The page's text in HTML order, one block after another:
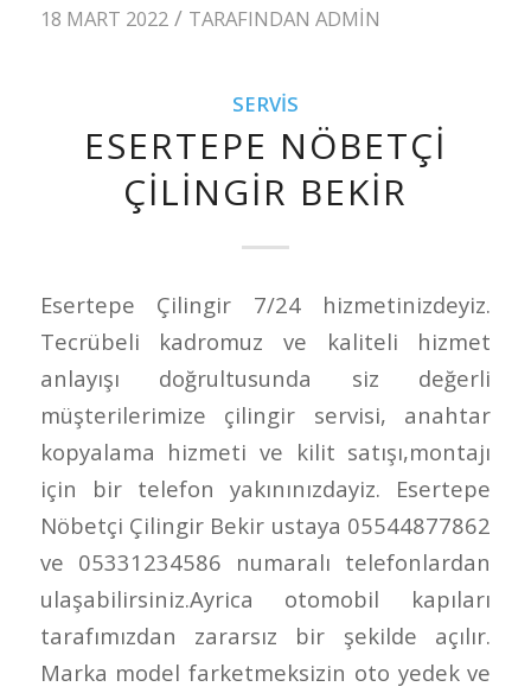
18 MART 2022 / TARAFINDAN ADMIN
SERVIS
ESERTEPE NÖBETÇI
ÇILINGIR BEKIR
Esertepe Çilingir 7/24 hizmetinizdeyiz.
Tecrübeli kadromuz ve kaliteli hizmet
anlayışı doğrultusunda siz değerli
müşterilerimize çilingir servisi, anahtar
kopyalama hizmeti ve kilit satışı,montajı
için bir telefon yakınınızdayiz. Esertepe
Nöbetçi Çilingir Bekir ustaya 05544877862
ve 05331234586 numaralı telefonlardan
ulaşabilirsiniz.Ayrica otomobil kapıları
tarafımızdan zararsız bir şekilde açılır.
Marka model farketmeksizin oto yedek ve